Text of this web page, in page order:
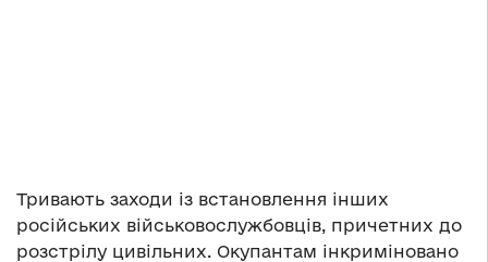
Тривають заходи із встановлення інших
російських військовослужбовців, причетних до
розстрілу цивільних. Окупантам інкриміновано